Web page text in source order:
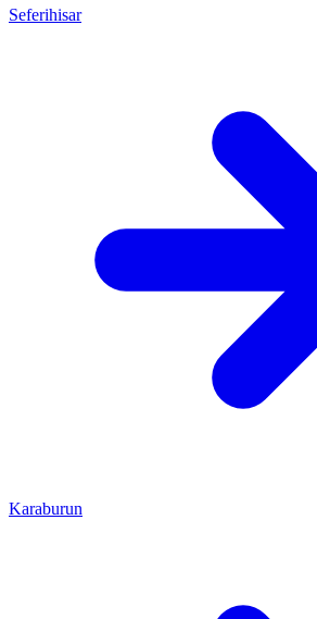
Seferihisar
Karaburun